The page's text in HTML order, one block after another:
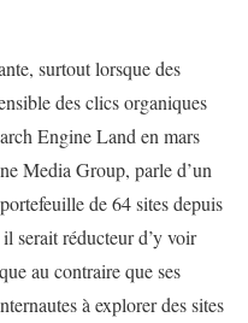
surtout lorsque des
des clics organiques
Engine Land en mars
Media Group, parle d’un
de 64 sites depuis
serait réducteur d’y voir
au contraire que ses
à explorer des sites